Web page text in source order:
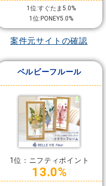
1位:すぐたま5.0%
1位:PONEY5.0%
案件元サイトの確認
ベルビーフルール
1位：ニフティポイント
13.0%